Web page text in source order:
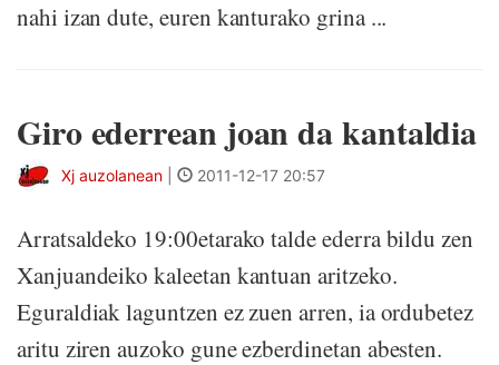
nahi izan dute, euren kanturako grina ...
Giro ederrean joan da kantaldia
Xj auzolanean 2011-12-17 20:57
Arratsaldeko 19:00etarako talde ederra bildu zen
Xanjuandeiko kaleetan kantuan aritzeko.
Eguraldiak laguntzen ez zuen arren, ia ordubetez
aritu ziren auzoko gune ezberdinetan abesten.